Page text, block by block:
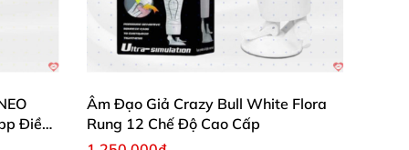
lý tưởng giúp bạn tăng cường sự tự tin và
mang tới những giây phút tận hưởng khó
Điều
Âm Đạo Giả Crazy Bull White Flora
Rung 12 Chế Độ Cao Cấp